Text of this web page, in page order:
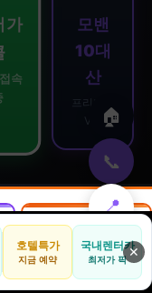
가
속
모밴
10대
산
프리미엄
VIP
🎁
테무
초저가·무료배송
🏠
📞
📍
⬆️
🛡️
보험
📢
광고
호텔특가
지금 예약
국내렌터카
최저가 픽 ✕